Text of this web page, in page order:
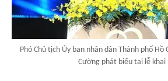
Phó Chủ tịch Ủy ban nhân dân Thành phố
Cường phát biểu tại lễ khai